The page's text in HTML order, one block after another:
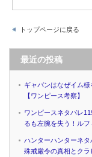
トップページに戻る
最近の投稿
ギャバンはなぜイム
【ワンピース考察】
ワンピースネタバレ
るも左腕を失う！ル
ハンターハンターネ
殊戒厳令の真相とクラ